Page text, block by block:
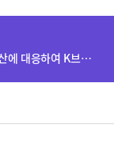
(설명자료) 지식재산처는 해외 K-뷰티 위조상품 확산에 대응하여 K브랜드 정부인증, 유통차단, 국제공조까지 K-브랜드 보호를 강화하고 있습니다.